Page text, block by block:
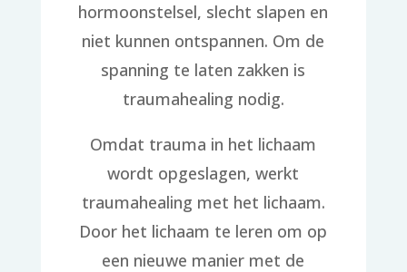
hormoonstelsel, slecht slapen en
niet kunnen ontspannen. Om de
spanning te laten zakken is
traumahealing nodig.
Omdat trauma in het lichaam
wordt opgeslagen, werkt
traumahealing met het lichaam.
Door het lichaam te leren om op
een nieuwe manier met de